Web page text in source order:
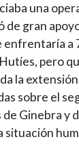
una
gran
enfrentaría
pero
la
sobre el
de Ginebra y